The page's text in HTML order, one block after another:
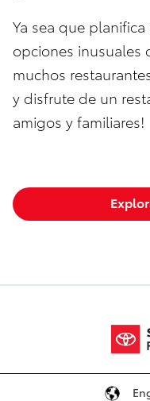
Ya sea que
opciones inusuales
muchos
y disfrute de un
amigos y familiares!